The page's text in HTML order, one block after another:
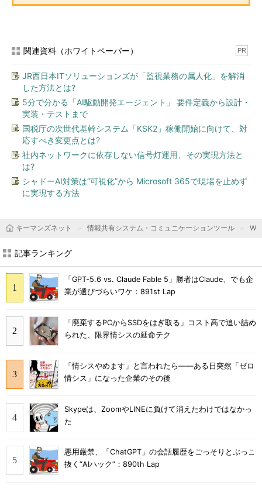
関連資料（ホワイトペーパー） PR
JR西日本ITソリューションズが「監視業務の属人化」を解消
した方法とは?
5分で分かる「AI駆動開発エージェント」 要件定義から設計・
実装・テストまで
国税庁の次世代基幹システム「KSK2」稼働開始に向けて、対
応すべき変更点とは?
社内ネットワークに依存しない信号灯運用、その実現方法と
は?
シャドーAI対策は“可視化”から Microsoft 365で現場を止めず
に実現する方法
キーマンズネット 情報共有システム・コミュニケーションツール
記事ランキング
「GPT-5.6 vs. Claude Fable 5」勝者はClaude、でも企
業が選びづらいワケ：891st Lap
「廃棄するPCからSSDをはぎ取る」コスト高で追い詰め
られた、限界情シスの延命テク
「情シスやめます」と言われたら――ある日突然「ゼロ
情シス」になった企業のその後
Skypeは、ZoomやLINEに負けて消えたわけではなかっ
た
悪用厳禁、「ChatGPT」の会話履歴をごっそりとぶっこ
抜く“AIハック”：890th Lap